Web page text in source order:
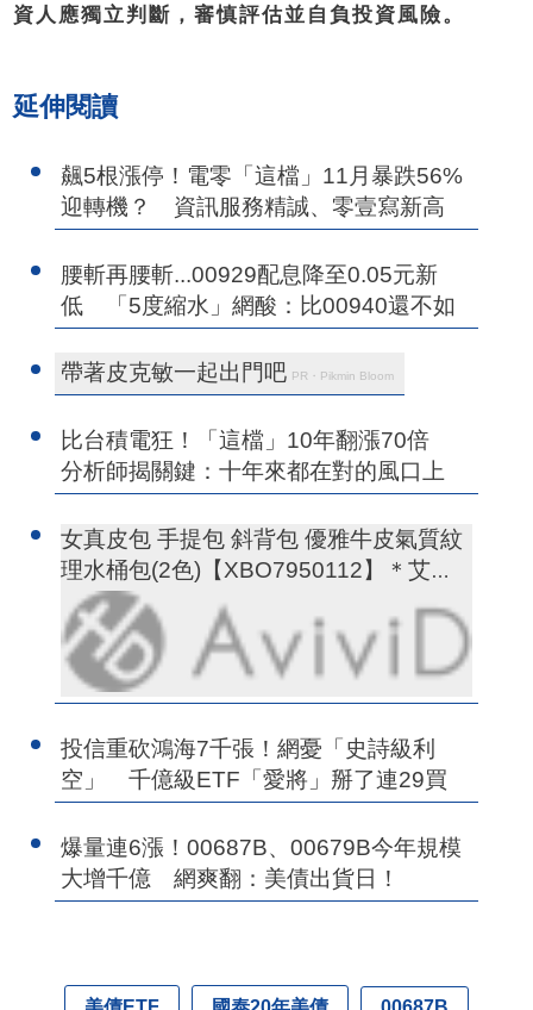
資人應獨立判斷，審慎評估並自負投資風險。
延伸閱讀
飆5根漲停！電零「這檔」11月暴跌56%
迎轉機？ 資訊服務精誠、零壹寫新高
腰斬再腰斬...00929配息降至0.05元新
低 「5度縮水」網酸：比00940還不如
帶著皮克敏一起出門吧 PR・Pikmin Bloom
比台積電狂！「這檔」10年翻漲70倍
分析師揭關鍵：十年來都在對的風口上
女真皮包 手提包 斜背包 優雅牛皮氣質紋
理水桶包(2色)【XBO7950112】＊艾美
時尚(現+預)
投信重砍鴻海7千張！網憂「史詩級利
空」 千億級ETF「愛將」掰了連29買
爆量連6漲！00687B、00679B今年規模
大增千億 網爽翻：美債出貨日！